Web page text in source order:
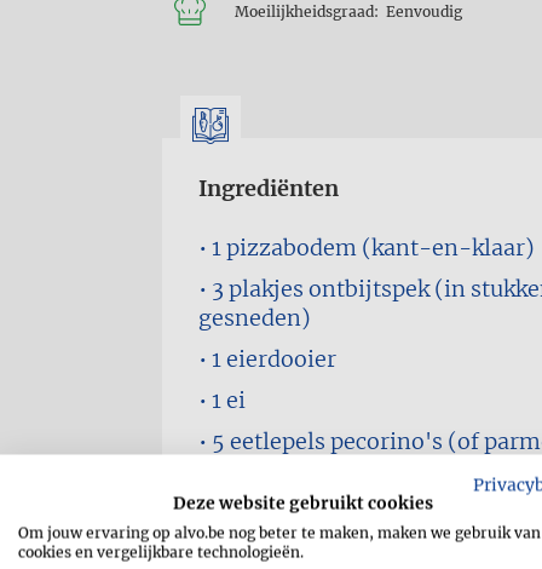
Moeilijkheidsgraad Eenvoudig
Ingrediënten
1pizzabodem (kant-en-klaar)
3 plakjes ontbijtspek (in
gesneden)
1eierdooier
1ei
5 eetlepels pecorino's (of
1 pakmozzarella (in stukjes)
zwarte peper
Deze website gebruikt cookies
Om jouw ervaring op alvo.be nog beter te maken, maken we gebruik van
cookies en vergelijkbare technologieën.